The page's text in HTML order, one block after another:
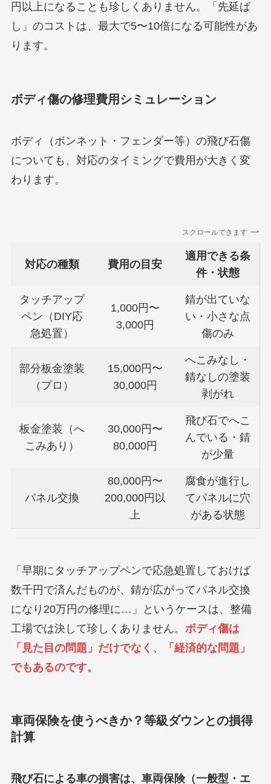
円以上になることも珍しくありません。「先延ば
し」のコストは、最大で5〜10倍になる可能性があ
ります。
ボディ傷の修理費用シミュレーション
ボディ（ボンネット・フェンダー等）の飛び石傷
についても、対応のタイミングで費用が大きく変
わります。
スクロールできます
対応の種類 費用の目安
適用できる条
件・状態
タッチアップ
ペン（DIY応
急処置）
1,000円〜
3,000円
錆が出ていな
い・小さな点
傷のみ
部分板金塗装
（プロ）
15,000円〜
30,000円
へこみなし・
錆なしの塗装
剥がれ
板金塗装（へ
こみあり）
30,000円〜
80,000円
飛び石でへこ
んでいる・錆
が少量
パネル交換
80,000円〜
200,000円以
上
腐食が進行し
てパネルに穴
がある状態
「早期にタッチアップペンで応急処置しておけば
数千円で済んだものが、錆が広がってパネル交換
になり20万円の修理に…」というケースは、整備
工場では決して珍しくありません。 ボディ傷は
「見た目の問題」だけでなく、「経済的な問題」
でもあるのです。
車両保険を使うべきか？等級ダウンとの損得
計算
飛び石による車の損害は、車両保険（一般型・エ